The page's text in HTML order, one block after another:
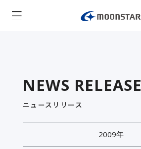
NEWS RELEASE
ニュースリリース